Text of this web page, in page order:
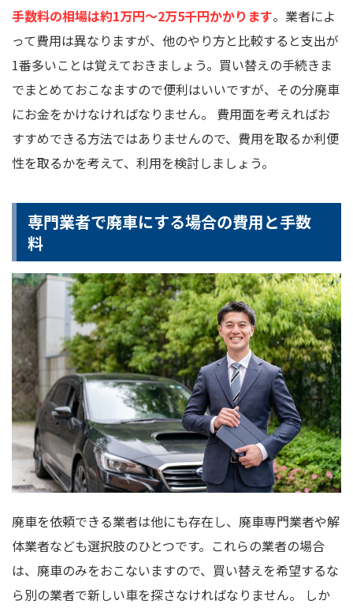
手数料の相場は約1万円～2万5千円かかります。業者によ
って費用は異なりますが、他のやり方と比較すると支出が
1番多いことは覚えておきましょう。買い替えの手続きま
でまとめておこなますので便利はいいですが、その分廃車
にお金をかけなければなりません。 費用面を考えればお
すすめできる方法ではありませんので、費用を取るか利便
性を取るかを考えて、利用を検討しましょう。
専門業者で廃車にする場合の費用と手数
料
廃車を依頼できる業者は他にも存在し、廃車専門業者や解
体業者なども選択肢のひとつです。これらの業者の場合
は、廃車のみをおこないますので、買い替えを希望するな
ら別の業者で新しい車を探さなければなりません。 しか